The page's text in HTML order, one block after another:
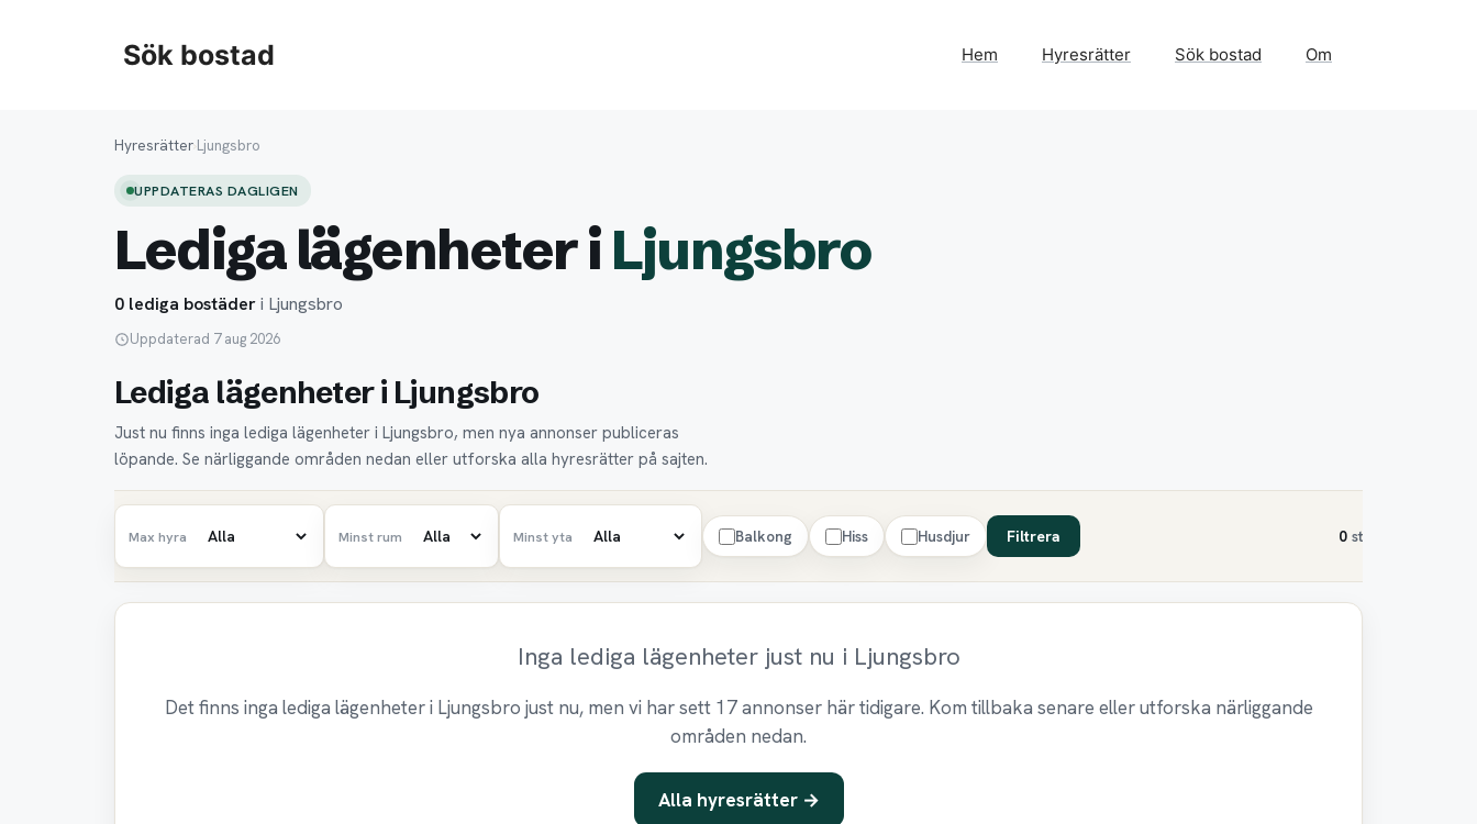
Sök bostad Hem Hyresrätter Sök bostad Om
Hyresrätter›Ljungsbro
UPPDATERAS DAGLIGEN
Lediga lägenheter iLjungsbro
0 lediga bostäderi Ljungsbro
Uppdaterad 7 aug 2026
Lediga lägenheter i Ljungsbro
Just nu finns inga lediga lägenheter i Ljungsbro, men nya annonser publiceras
löpande. Se närliggande områden nedan eller utforska alla hyresrätter på sajten.
Max hyra Minst rum Minst yta Balkong Hiss Husdjur Filtrera 0 st
Inga lediga lägenheter just nu i Ljungsbro
Det finns inga lediga lägenheter i Ljungsbro just nu, men vi har sett 17 annonser här tidigare. Kom tillbaka senare eller utforska närliggande
områden nedan.
Alla hyresrätter →